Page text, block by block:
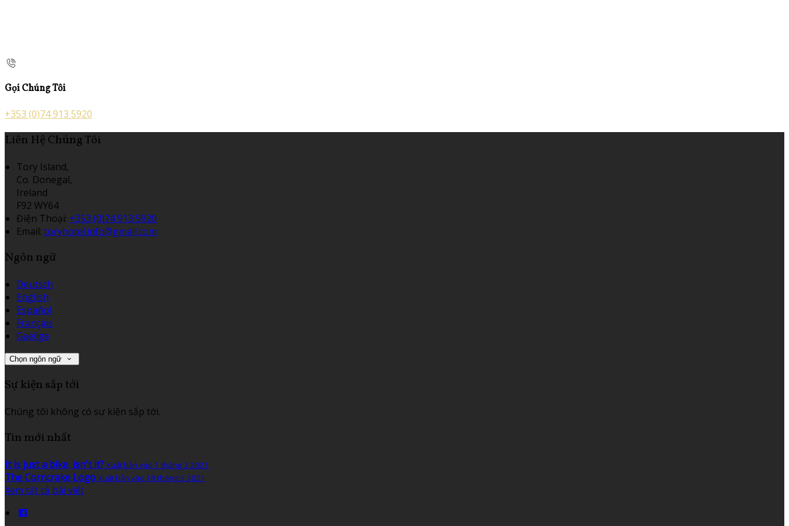
Gọi Chúng Tôi
+353 (0)74 913 5920
Liên Hệ Chúng Tôi
Tory Island,
Co. Donegal,
Ireland
F92 WY64
Điện Thoại: +353 (0)74 913 5920
Email: toryhotel.info@gmail.com
Ngôn ngữ
Deutsch
English
Español
Français
Gaeilge
Chọn ngôn ngữ
Sự kiện sắp tới
Chúng tôi không có sự kiện sắp tới.
Tin mới nhất
It is just a bike, isn't it? Xuất bản vào 1 tháng 3 2021
The Corncrake Logo Xuất bản vào 18 tháng 2 2021
Xem tất cả bài viết